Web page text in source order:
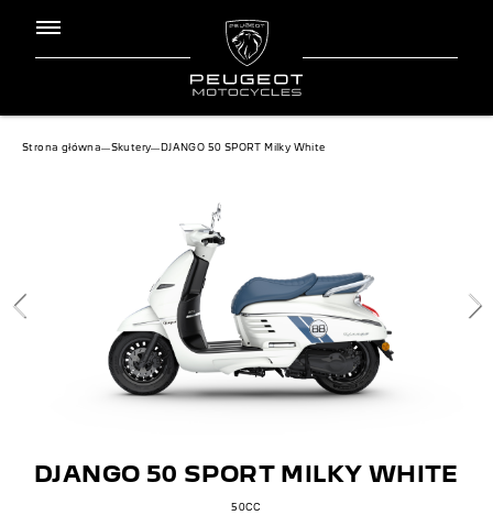
Jesteś tutaj:
Strona główna―Skutery― DJANGO 50 SPORT Milky White
DJANGO 50 SPORT MILKY WHITE
50CC